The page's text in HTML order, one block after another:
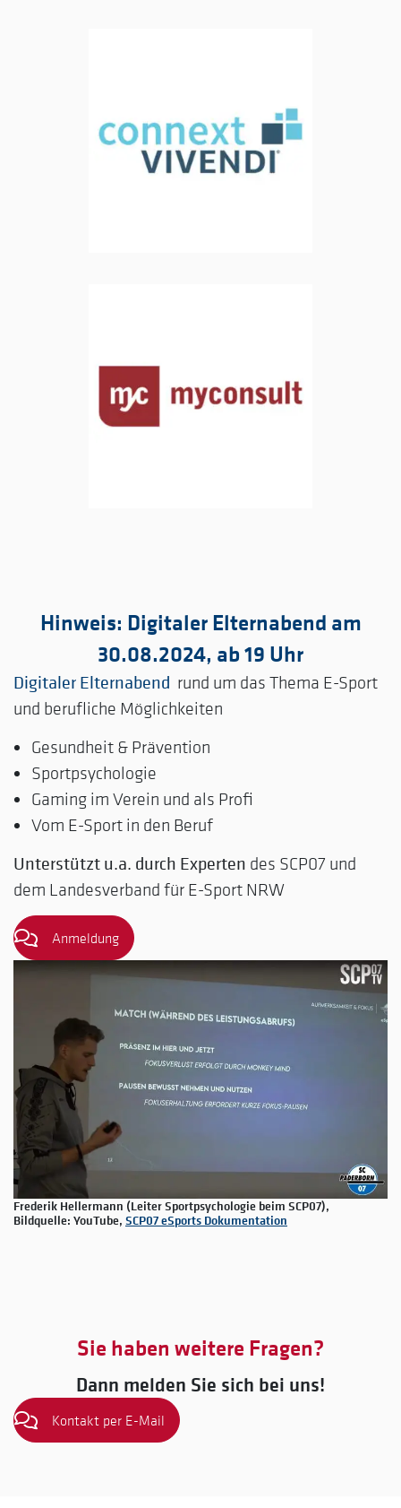
Frederik Hellermann (Leiter Sportpsychologie beim SCP07),
Bildquelle: YouTube, SCP07 eSports Dokumentation
Hinweis: Digitaler Elternabend am
30.08.2024, ab 19 Uhr
Digitaler Elternabend rund um das Thema E-Sport
und berufliche Möglichkeiten
Gesundheit & Prävention
Sportpsychologie
Gaming im Verein und als Profi
Vom E-Sport in den Beruf
Unterstützt u.a. durch Experten des SCP07 und
dem Landesverband für E-Sport NRW
Anmeldung
Sie haben weitere Fragen?
Dann melden Sie sich bei uns!
Kontakt per E-Mail